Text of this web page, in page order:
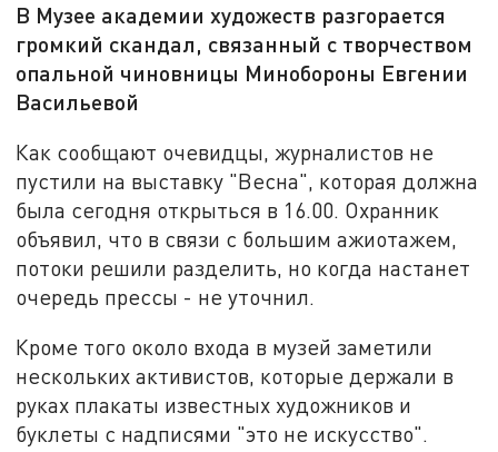
В Музее академии художеств разгорается
громкий скандал, связанный с творчеством
опальной чиновницы Минобороны Евгении
Васильевой
Как сообщают очевидцы, журналистов не
пустили на выставку "Весна", которая должна
была сегодня открыться в 16.00. Охранник
объявил, что в связи с большим ажиотажем,
потоки решили разделить, но когда настанет
очередь прессы - не уточнил.
Кроме того около входа в музей заметили
нескольких активистов, которые держали в
руках плакаты известных художников и
буклеты с надписями "это не искусство".